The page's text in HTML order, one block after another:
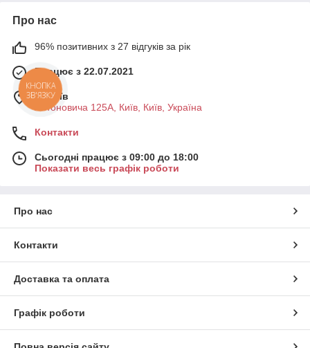
Про нас
96% позитивних з 27 відгуків за рік
Працює з 22.07.2021
м. Київ
Антоновича 125А, Київ, Київ, Україна
Контакти
Сьогодні працює з 09:00 до 18:00
Показати весь графік роботи
Про нас
Контакти
Доставка та оплата
Графік роботи
КНОПКА
ЗВ'ЯЗКУ